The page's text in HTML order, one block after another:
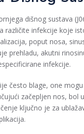
dišnog sustava
različite infekcije koje
poput nosa,
prehladu, akutni
infekcije.
često blage, one
začepljen nos, bol
ključno je za